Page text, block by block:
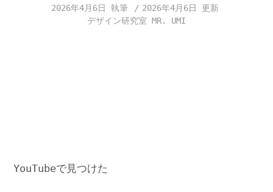
2026年4月6日
2026年4月6日
デザイン研究室 MR. UMI
YouTubeで見つけた